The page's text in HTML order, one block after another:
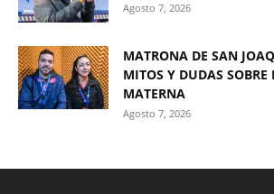
Agosto 7, 2026
MATRONA DE SAN
MITOS Y DUDAS
MATERNA
Agosto 7, 2026